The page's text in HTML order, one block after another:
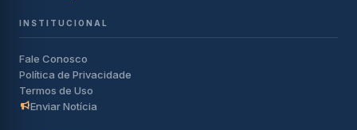
INSTITUCIONAL
Fale Conosco
Política de Privacidade
Termos de Uso
Enviar Notícia